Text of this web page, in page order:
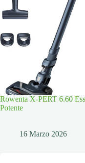
Rowenta X-PERT 6.60
Potente
16 Marzo 2026